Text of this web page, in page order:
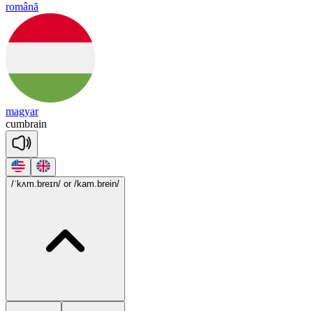
română
magyar
cumbrain
/ˈkʌm.breɪn/ or /kam.brein/